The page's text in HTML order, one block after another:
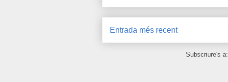
Entrada més recent
Subscriure's a: